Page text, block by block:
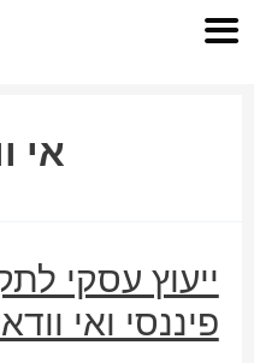
אי
ייעוץ עסקי
פיננסי ואי